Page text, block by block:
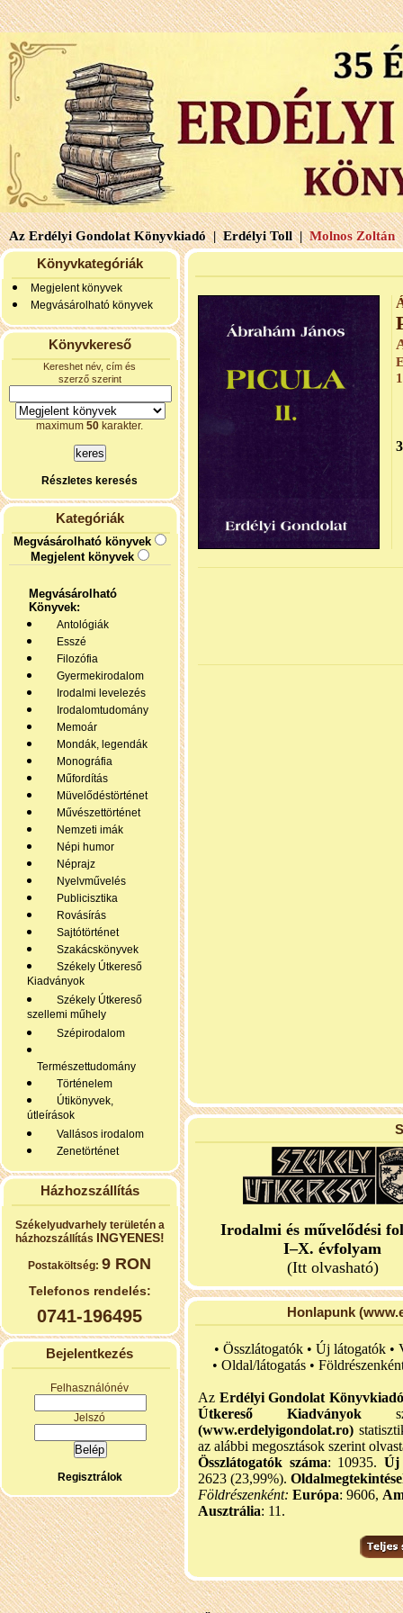
Az Erdélyi Gondolat Könyvkiadó | Erdélyi Toll | Molnos Zoltán
Könyvkategóriák
Megjelent könyvek
Megvásárolható könyvek
Könyvkereső
Kereshet név, cím és
szerző szerint
maximum50 karakter.
Részletes keresés
Kategóriák
Megvásárolható könyvek
Megjelent könyvek
Megvásárolható
Könyvek:
Antológiák
Esszé
Filozófia
Gyermekirodalom
Irodalmi levelezés
Irodalomtudomány
Memoár
Mondák, legendák
Monográfia
Műfordítás
Müvelődéstörténet
Művészettörténet
Nemzeti imák
Népi humor
Néprajz
Nyelvművelés
Publicisztika
Rovásírás
Sajtótörténet
Szakácskönyvek
Székely Útkereső
Kiadványok
Székely Útkereső
szellemi műhely
Szépirodalom
Természettudomány
Történelem
Útikönyvek,
útleírások
Vallásos irodalom
Zenetörténet
Házhozszállítás
Székelyudvarhely területén a
házhozszállítás INGYENES!
Postaköltség:9 RON
Telefonos rendelés:
0741-196495
Bejelentkezés
Felhasználónév
Jelszó
Regisztrálok
Irodalmi és művelődési
I–X. évfolyam
(Itt olvasható)
Honlapunk
• Összlátogatók • Új látogatók •
• Oldal/látogatás •
Az Erdélyi Gondolat
Útkereső Kiadványok
(www.erdelyigondolat.ro)
az alábbi megosztások szerint
Összlátogatók száma: 10935. Új
2623 (23,99%).
Földrészenként: Európa: 9606,
Ausztrália: 11.